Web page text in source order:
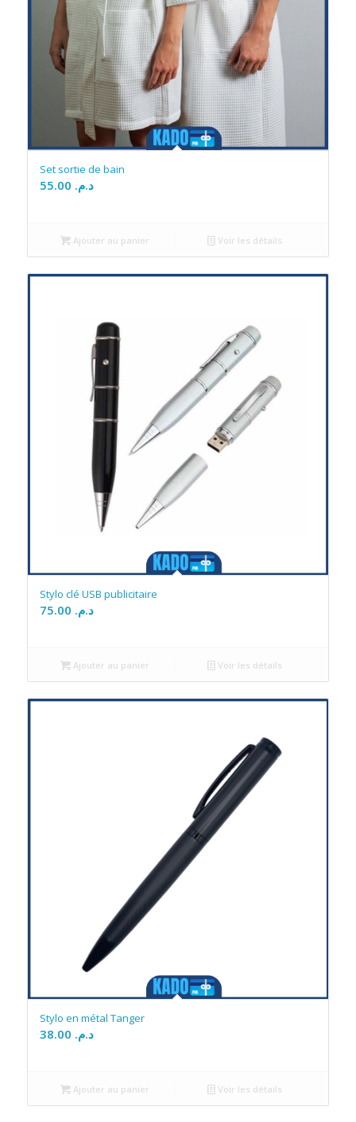
Set sortie de bain
د.م.
Ajouter au panier Voir les détails
Stylo clé USB publicitaire
د.م.
Ajouter au panier Voir les détails
Stylo en métal Tanger
د.م.
Ajouter au panier Voir les détails